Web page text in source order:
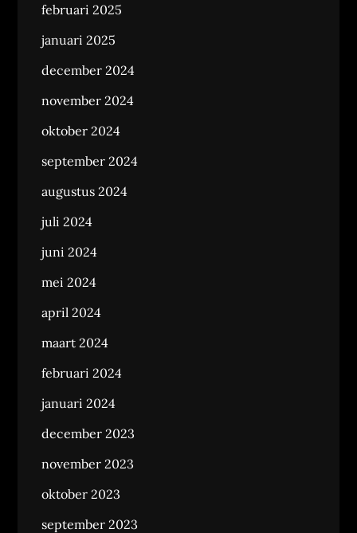
februari 2025
januari 2025
december 2024
november 2024
oktober 2024
september 2024
augustus 2024
juli 2024
juni 2024
mei 2024
april 2024
maart 2024
februari 2024
januari 2024
december 2023
november 2023
oktober 2023
september 2023